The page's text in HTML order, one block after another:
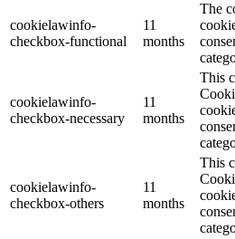
cookielawinfo-
checkbox-functional
11
months
The
cookielawinfo-
checkbox-necessary
11
months
This
cookielawinfo-
checkbox-others
11
months
This